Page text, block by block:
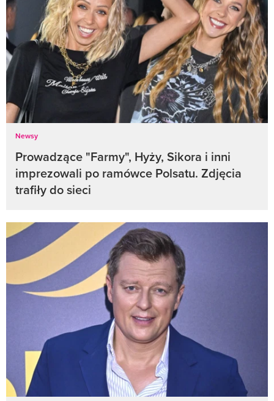
Newsy
Prowadzące "Farmy", Hyży, Sikora i inni
imprezowali po ramówce Polsatu. Zdjęcia
trafiły do sieci